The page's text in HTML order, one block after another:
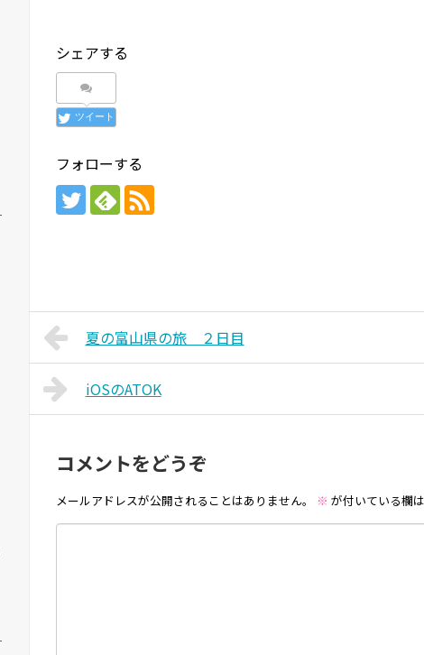
シェアする
ツイート
フォローする
夏の富山県の旅 ２日目
iOSのATOK
コメントをどうぞ
メールアドレスが公開されることはありません。 ※ が付いている欄